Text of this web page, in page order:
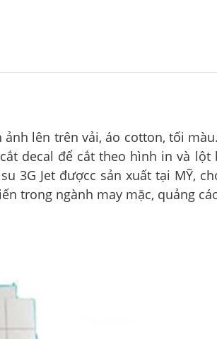
ảnh lên trên vải, áo cotton, tối
decal để cắt theo hình in và lột
3G Jet đượcc sản xuất tại MỸ,
trong ngành may mặc, quảng